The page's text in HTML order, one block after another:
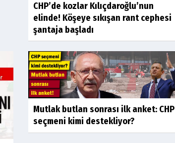
CHP’de kozlar Kılıçdaroğlu’nun
elinde! Köşeye sıkışan rant cephesi
şantaja başladı
Mutlak butlan sonrası ilk anket: CHP
seçmeni kimi destekliyor?